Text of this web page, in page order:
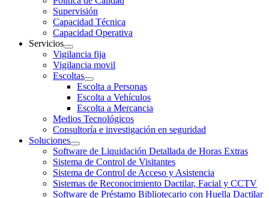
Supervisión
Capacidad Técnica
Capacidad Operativa
Servicios
Vigilancia fija
Vigilancia movil
Escoltas
Escolta a Personas
Escolta a Vehículos
Escolta a Mercancia
Medios Tecnológicos
Consultoría e investigación en seguridad
Soluciones
Software de Liquidación Detallada de Horas Extras
Sistema de Control de Visitantes
Sistema de Control de Acceso y Asistencia
Sistemas de Reconocimiento Dactilar, Facial y CCTV
Software de Préstamo Bibliotecario con Huella Dactilar